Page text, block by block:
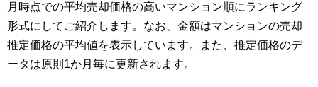
月時点での平均売却価格の高いマンション順にランキング
形式にしてご紹介します。なお、金額はマンションの売却
推定価格の平均値を表示しています。また、推定価格のデ
ータは原則1か月毎に更新されます。